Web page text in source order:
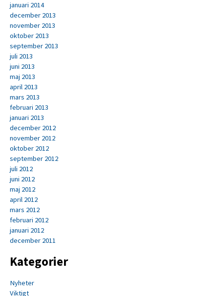
januari 2014
december 2013
november 2013
oktober 2013
september 2013
juli 2013
juni 2013
maj 2013
april 2013
mars 2013
februari 2013
januari 2013
december 2012
november 2012
oktober 2012
september 2012
juli 2012
juni 2012
maj 2012
april 2012
mars 2012
februari 2012
januari 2012
december 2011
Kategorier
Nyheter
Viktigt